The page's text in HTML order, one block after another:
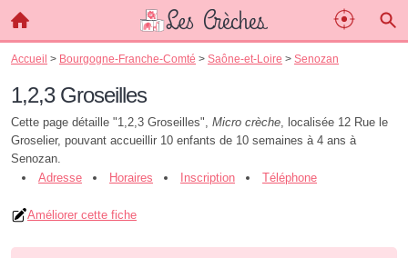
Accueil > Bourgogne-Franche-Comté > Saône-et-Loire > Senozan
1,2,3 Groseilles
Cette page détaille "1,2,3 Groseilles", Micro crèche, localisée 12 Rue le
Groselier, pouvant accueillir 10 enfants de 10 semaines à 4 ans à
Senozan.
Adresse
Horaires Inscription Téléphone
Améliorer cette fiche